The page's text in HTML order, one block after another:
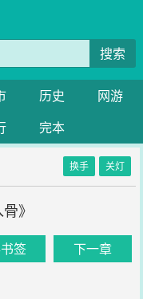
搜索
历史
网游
完本
换手 关灯
》
签 下一章